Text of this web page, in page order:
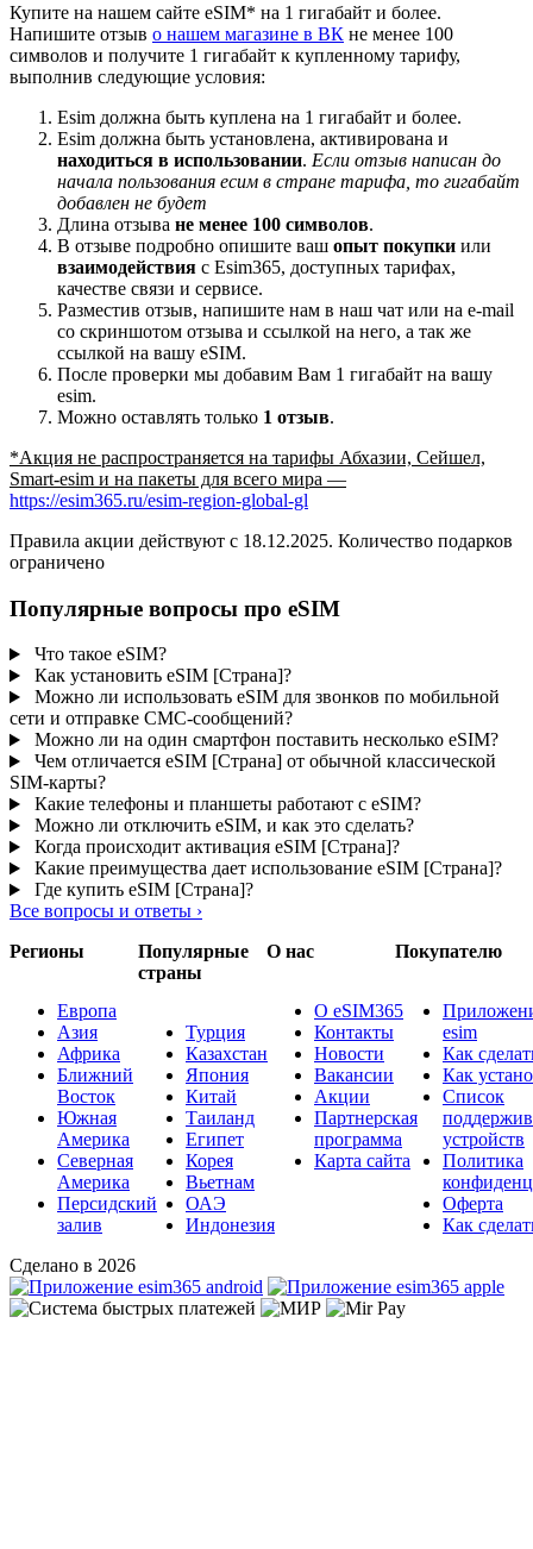
Купите на нашем сайте eSIM* на 1 гигабайт и более.
Напишите отзыв о нашем магазине в ВК не менее 100
символов и получите 1 гигабайт к купленному тарифу,
выполнив следующие условия:
Esim должна быть куплена на 1 гигабайт и более.
Esim должна быть установлена, активирована и
находиться в использовании. Если отзыв написан до
начала пользования есим в стране тарифа, то гигабайт
добавлен не будет
Длина отзыва не менее 100 символов.
В отзыве подробно опишите ваш опыт покупки или
взаимодействия с Esim365, доступных тарифах,
качестве связи и сервисе.
Разместив отзыв, напишите нам в наш чат или на e-mail
со скриншотом отзыва и ссылкой на него, а так же
ссылкой на вашу eSIM.
После проверки мы добавим Вам 1 гигабайт на вашу
esim.
Можно оставлять только 1 отзыв.
*Акция не распространяется на тарифы Абхазии, Сейшел,
Smart-esim и на пакеты для всего мира —
https://esim365.ru/esim-region-global-gl
Правила акции действуют с 18.12.2025. Количество подарков
ограничено
Популярные вопросы про eSIM
Что такое eSIM?
Как установить eSIM [Страна]?
Можно ли использовать eSIM для звонков по мобильной
сети и отправке СМС-сообщений?
Можно ли на один смартфон поставить несколько eSIM?
Чем отличается eSIM [Страна] от обычной классической
SIM-карты?
Какие телефоны и планшеты работают с eSIM?
Можно ли отключить eSIM, и как это сделать?
Когда происходит активация eSIM [Страна]?
Какие преимущества дает использование eSIM [Страна]?
Где купить eSIM [Страна]?
Все вопросы и ответы ›
Регионы
Европа
Азия
Африка
Ближний
Восток
Южная
Америка
Северная
Америка
Персидский
залив
Популярные
страны
Турция
Казахстан
Япония
Китай
Таиланд
Египет
Корея
Вьетнам
ОАЭ
Индонезия
О нас
О eSIM365
Контакты
Новости
Вакансии
Акции
Партнерская
программа
Карта сайта
Покупателю
esim
Как
Как
Список
устройств
Политика
Оферта
Как
Сделано в 2026